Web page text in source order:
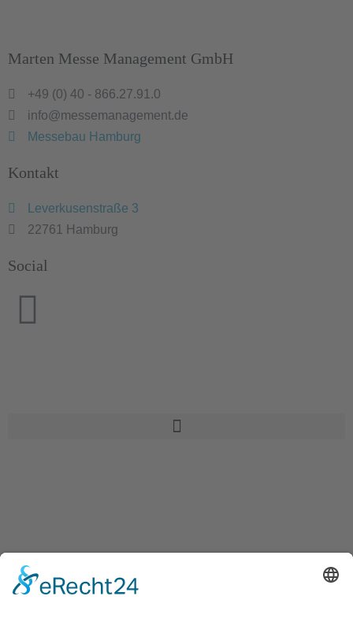
Marten Messe Management GmbH
+49 (0) 40 - 866.27.91.0
info@messemanagement.de
Messebau Hamburg
Kontakt
Leverkusenstraße 3
22761 Hamburg
Social
Leistungen